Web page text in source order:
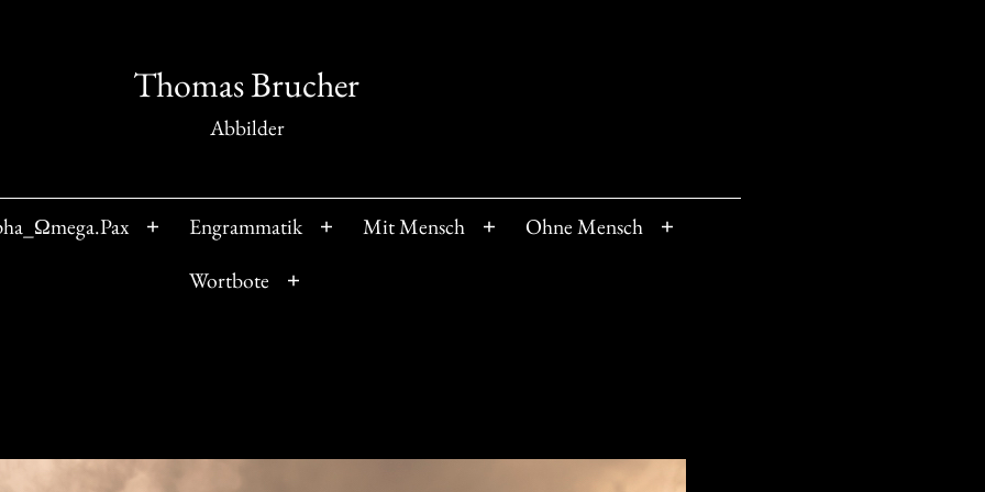
Thomas Brucher
Abbilder
Menü
öffnen
Engrammatik
Menü
Mit Mensch
Menü
Ohne Mensch
Menü
Wortbote
Menü